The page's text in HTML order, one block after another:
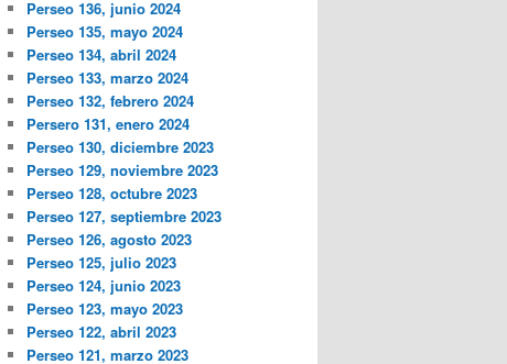
Perseo 136, junio 2024
Perseo 135, mayo 2024
Perseo 134, abril 2024
Perseo 133, marzo 2024
Perseo 132, febrero 2024
Persero 131, enero 2024
Perseo 130, diciembre 2023
Perseo 129, noviembre 2023
Perseo 128, octubre 2023
Perseo 127, septiembre 2023
Perseo 126, agosto 2023
Perseo 125, julio 2023
Perseo 124, junio 2023
Perseo 123, mayo 2023
Perseo 122, abril 2023
Perseo 121, marzo 2023